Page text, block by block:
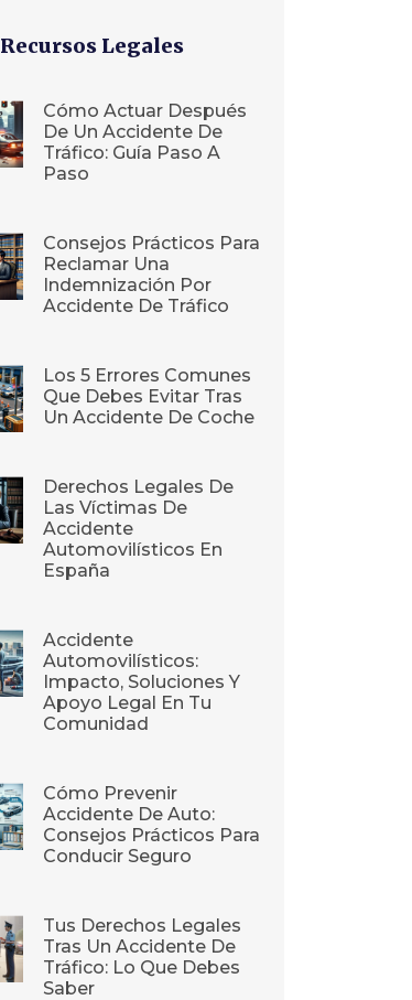
Recursos Legales
Cómo Actuar Después
De Un Accidente De
Tráfico: Guía Paso A
Paso
Consejos Prácticos Para
Reclamar Una
Indemnización Por
Accidente De Tráfico
Los 5 Errores Comunes
Que Debes Evitar Tras
Un Accidente De Coche
Derechos Legales De
Las Víctimas De
Accidente
Automovilísticos En
España
Accidente
Automovilísticos:
Impacto, Soluciones Y
Apoyo Legal En Tu
Comunidad
Cómo Prevenir
Accidente De Auto:
Consejos Prácticos Para
Conducir Seguro
Tus Derechos Legales
Tras Un Accidente De
Tráfico: Lo Que Debes
Saber